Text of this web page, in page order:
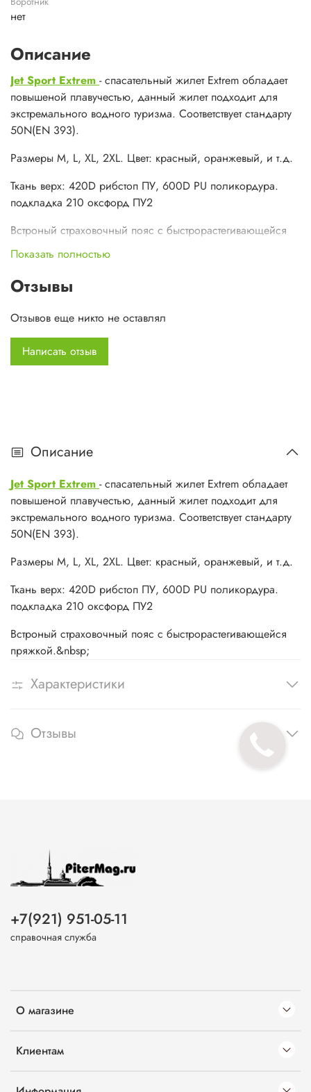
нет
Описание
Jet Sport Extrem - спасательный жилет Extrem обладает
повышеной плавучестью, данный жилет подходит для
экстремального водного туризма. Соответствует стандарту
50N(EN 393).
Размеры M, L, XL, 2XL. Цвет: красный, оранжевый, и т.д.
Ткань верх: 420D рибстоп ПУ, 600D PU поликордура.
подкладка 210 оксфорд ПУ2
Встроный страховочный пояс с быстрорастегивающейся
пряжкой.&nbsp;
Показать полностью
Отзывы
Отзывов еще никто не оставлял
Написать отзыв
Описание
Jet Sport Extrem - спасательный жилет Extrem обладает
повышеной плавучестью, данный жилет подходит для
экстремального водного туризма. Соответствует стандарту
50N(EN 393).
Размеры M, L, XL, 2XL. Цвет: красный, оранжевый, и т.д.
Ткань верх: 420D рибстоп ПУ, 600D PU поликордура.
подкладка 210 оксфорд ПУ2
Встроный страховочный пояс с быстрорастегивающейся
пряжкой.&nbsp;
Характеристики
Отзывы
О магазине
Клиентам
+7(921) 951-05-11
справочная служба